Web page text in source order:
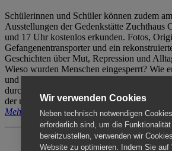
Schülerinnen und Schüler können zudem
Ausstellungen der Gedenkstätte Zuchthaus
und 17 Uhr kostenlos erkunden. Fotos,
Gefangenentransporter und ein
Geschichten über Mut, Repression und
Wieso wurden Menschen eingesperrt? Wie
und nach der Haft? Der Besuch erfolgt
durch das Menschenrechtszentrum
der reguläre Eintritt (8€ / ermäßigt 5€).
Mehr erfahren
Wir verwenden Cookies
Neben technisch notwendigen
erforderlich sind, um die
bereitzustellen, verwenden wir
Website zu optimieren. Indem Sie auf